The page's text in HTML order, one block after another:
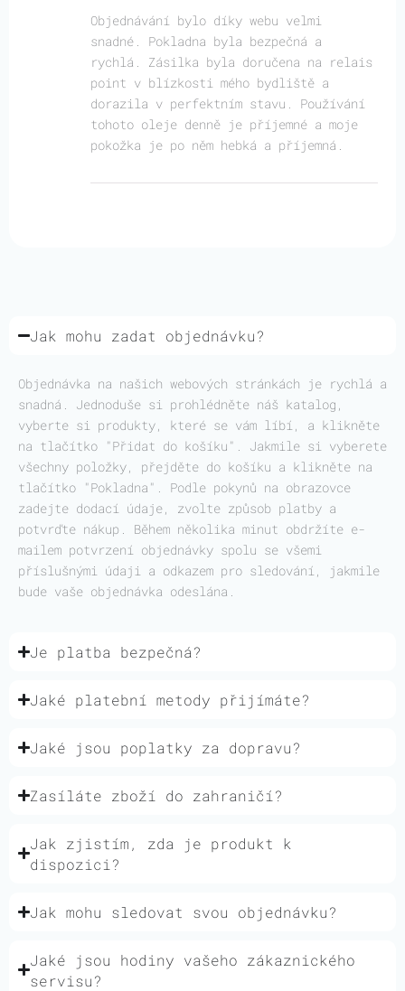
Objednávání bylo díky webu velmi
snadné. Pokladna byla bezpečná a
rychlá. Zásilka byla doručena na relais
point v blízkosti mého bydliště a
dorazila v perfektním stavu. Používání
tohoto oleje denně je příjemné a moje
pokožka je po něm hebká a příjemná.
Jak mohu zadat objednávku?
Objednávka na našich webových stránkách je rychlá a
snadná. Jednoduše si prohlédněte náš katalog,
vyberte si produkty, které se vám líbí, a klikněte
na tlačítko "Přidat do košíku". Jakmile si vyberete
všechny položky, přejděte do košíku a klikněte na
tlačítko "Pokladna". Podle pokynů na obrazovce
zadejte dodací údaje, zvolte způsob platby a
potvrďte nákup. Během několika minut obdržíte e-
mailem potvrzení objednávky spolu se všemi
příslušnými údaji a odkazem pro sledování, jakmile
bude vaše objednávka odeslána.
Je platba bezpečná?
Jaké platební metody přijímáte?
Jaké jsou poplatky za dopravu?
Zasíláte zboží do zahraničí?
Jak zjistím, zda je produkt k
dispozici?
Jak mohu sledovat svou objednávku?
Jaké jsou hodiny vašeho zákaznického
servisu?